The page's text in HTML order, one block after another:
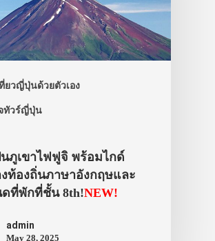
ยวญี่ปุ่นด้วยตัวเอง
ทัวร์ญี่ปุ่น
ภูเขาไฟฟูจิ พร้อมไกด์
ท้องถิ่นภาษาอังกฤษและ
ที่พักที่ชั้น 8th!NEW!
admin
May 28, 2025